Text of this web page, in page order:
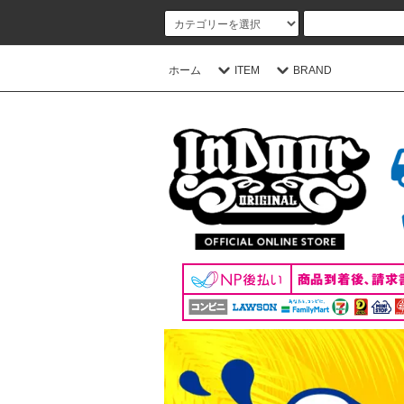
ホーム ITEM BRAND